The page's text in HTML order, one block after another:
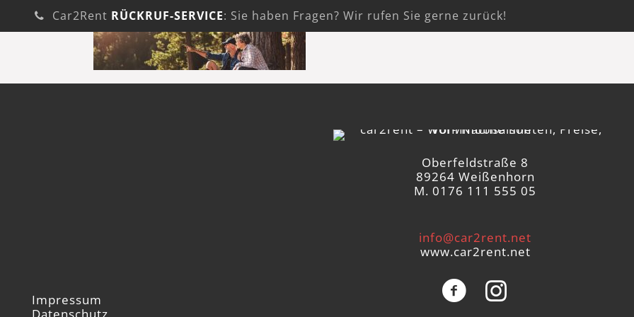
Car2Rent RÜCKRUF-SERVICE: Sie haben Fragen? Wir rufen Sie gerne zurück!
Impressum
Oberfeldstraße 8
89264 Weißenhorn
M. 0176 111 555 05
info@car2rent.net
www.car2rent.net